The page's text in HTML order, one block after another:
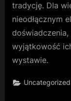
tradycję. Dla
nieodłącznym
wyjątkowość
wystawie.
Uncategorized